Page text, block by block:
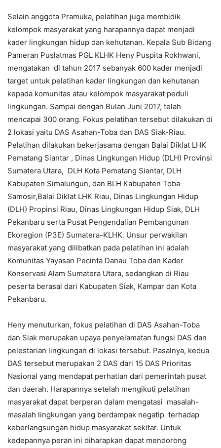
Selain anggota Pramuka, pelatihan juga membidik
kelompok masyarakat yang harapannya dapat menjadi
kader lingkungan hidup dan kehutanan. Kepala Sub Bidang
Pameran Puslatmas PGL KLHK Heny Puspita Rokhwani,
mengatakan di tahun 2017 sebanyak 600 kader menjadi
target untuk pelatihan kader lingkungan dan kehutanan
kepada komunitas atau kelompok masyarakat peduli
lingkungan. Sampai dengan Bulan Juni 2017, telah
mencapai 300 orang. Fokus pelatihan tersebut dilakukan di
2 lokasi yaitu DAS Asahan-Toba dan DAS Siak-Riau.
Pelatihan dilakukan bekerjasama dengan Balai Diklat LHK
Pematang Siantar , Dinas Lingkungan Hidup (DLH) Provinsi
Sumatera Utara, DLH Kota Pematang Siantar, DLH
Kabupaten Simalungun, dan BLH Kabupaten Toba
Samosir,Balai Diklat LHK Riau, Dinas Lingkungan Hidup
(DLH) Propinsi Riau, Dinas Lingkungan Hidup Siak, DLH
Pekanbaru serta Pusat Pengendalian Pembangunan
Ekoregion (P3E) Sumatera-KLHK. Unsur perwakilan
masyarakat yang dilibatkan pada pelatihan ini adalah
Komunitas Yayasan Pecinta Danau Toba dan Kader
Konservasi Alam Sumatera Utara, sedangkan di Riau
peserta berasal dari Kabupaten Siak, Kampar dan Kota
Pekanbaru.
Heny menuturkan, fokus pelatihan di DAS Asahan-Toba
dan Siak merupakan upaya penyelamatan fungsi DAS dan
pelestarian lingkungan di lokasi tersebut. Pasalnya, kedua
DAS tersebut merupakan 2 DAS dari 15 DAS Prioritas
Nasional yang mendapat perhatian dari pemerintah pusat
dan daerah. Harapannya setelah mengikuti pelatihan
masyarakat dapat berperan dalam mengatasi masalah-
masalah lingkungan yang berdampak negatip terhadap
keberlangsungan hidup masyarakat sekitar. Untuk
kedepannya peran ini diharapkan dapat mendorong